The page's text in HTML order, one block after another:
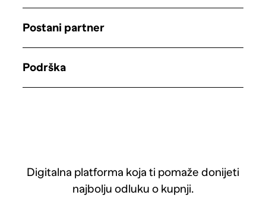
Digitalna platforma koja ti pomaže donijeti
najbolju odluku o kupnji.
Postani partner
Podrška